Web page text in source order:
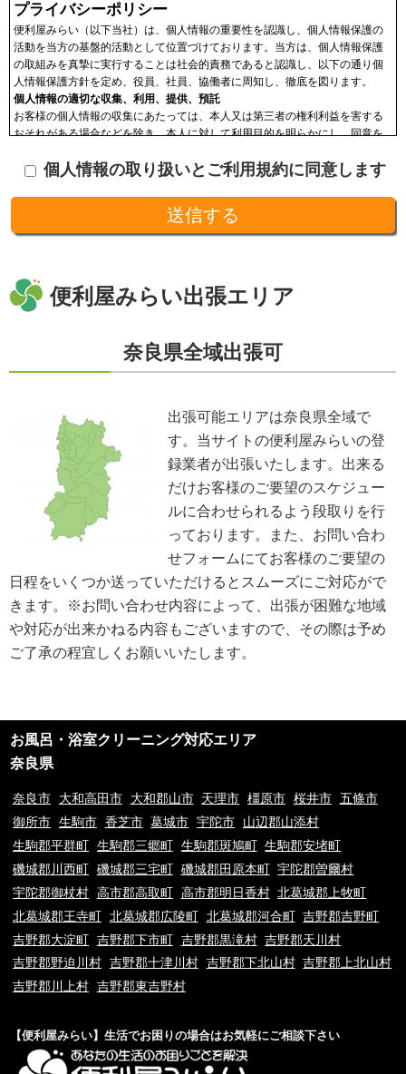
プライバシーポリシー
便利屋みらい（以下当社）は、個人情報の重要性を認識し、個人情報保護の
活動を当方の基盤的活動として位置づけております。当方は、個人情報保護
の取組みを真摯に実行することは社会的責務であると認識し、以下の通り個
人情報保護方針を定め、役員、社員、協働者に周知し、徹底を図ります。
個人情報の適切な収集、利用、提供、預託
お客様の個人情報の収集にあたっては、本人又は第三者の権利利益を害する
おそれがある場合などを除き、本人に対して利用目的を明らかにし、同意を
範囲を限定し、適切に取り扱います。収集した個人情報は、法令に基づく命
十分な個人情報保護の水準を備える者を選び、また、契約等によって保護水
準を守るよう定めた上で、指導・管理を実施し、適切に取り扱います。
す。個人情報の滅失、き損、漏えいおよび不正アクセスなどの予防ならびに
是正。当方は、お客様の個人情報を厳格に管理し、滅失、き損、漏えいや不
情報の取扱いと運用に関する具体的ルールを定め、責任者を設けます。
個人情報に関する法令およびその他の規範の遵守
当社の役員、社員、協働者は、個人情報保護や通信の秘密に関する法令やガ
人情報保護が効果的に実施されるよう、個人情報保護方針および社内規程類
を継続して改善します。
個人情報の取扱いに関する問い合わせおよび相談窓口
当方所定の窓口にて、合理的な範囲で対応いたします。
[お問い合わせ先]
便利屋みらい
お問い合わせ方法：
メールフォーム
お問い合わせ電話番号：お客様（ご注文後）から問い合わせ等があった場合
※業務の性質上、サイトに掲載はしておりません。
※以上の方針を改定することがあります。その場合、すべての改定は当ウェ
ブページにて通知致します。
ご利用規約
①ご訪問予約後のご訪問前のキャンセルは、キャンセル料5,500円(税込)を
③荒天（大雨・大雪・強風など）の場合は、作業日を変更させていただく場
合もございます。あらかじめご了承下さい。
下見をさせて頂くにあたり下見料として5,500円(税込)を申し受けます。
⑤下見当日に作業が出来ない場合は下見料金5,500円(税込)を申し受けま
す。また下見にお伺いした作業員が承ることが出来ない作業内容と判断した
場合も、5,500円(税込)を申し受けます。
⑥料金提示について、お電話やメッセージでのご案内の料金と現場を拝見さ
ムは一切お受け付けておりません。※現場の環境やお客様のご依頼内容によ
って料金が変動するため
⑦9時00分～20時00分以外の出張をご希望の場合は特別出張料がかかりま
⑧当サイトはお客様に登録業者を紹介するサービスです。
⑨お客様と当サイト登録業者でトラブルになった場合、当サイトは一切責任
⑩お客様のご要望の内容や地域で当サイトが対応できない場合は、その旨を
E-MAILに送信しておりますが、お客様情報はそれ以外を目的とした使用は
個人情報の取り扱いとご利用規約に同意します
便利屋みらい出張エリア
奈良県全域出張可
出張可能エリアは奈良県全域で
す。当サイトの便利屋みらいの登
録業者が出張いたします。出来る
だけお客様のご要望のスケジュー
ルに合わせられるよう段取りを行
っております。また、お問い合わ
せフォームにてお客様のご要望の
日程をいくつか送っていただけるとスムーズにご対応がで
きます。※お問い合わせ内容によって、出張が困難な地域
や対応が出来かねる内容もございますので、その際は予め
ご了承の程宜しくお願いいたします。
お風呂・浴室クリーニング対応エリア
奈良県
奈良市 大和高田市 大和郡山市 天理市 橿原市 桜井市 五條市
御所市 生駒市 香芝市 葛城市 宇陀市
山辺郡山添村
生駒郡平群町 生駒郡三郷町 生駒郡斑鳩町 生駒郡安堵町
磯城郡川西町 磯城郡三宅町 磯城郡田原本町 宇陀郡曽爾村
宇陀郡御杖村 高市郡高取町 高市郡明日香村 北葛城郡上牧町
北葛城郡王寺町 北葛城郡広陵町 北葛城郡河合町 吉野郡吉野町
吉野郡大淀町 吉野郡下市町 吉野郡黒滝村 吉野郡天川村
吉野郡野迫川村 吉野郡十津川村 吉野郡下北山村 吉野郡上北山村
吉野郡川上村 吉野郡東吉野村
【便利屋みらい】生活でお困りの場合はお気軽にご相談下さい